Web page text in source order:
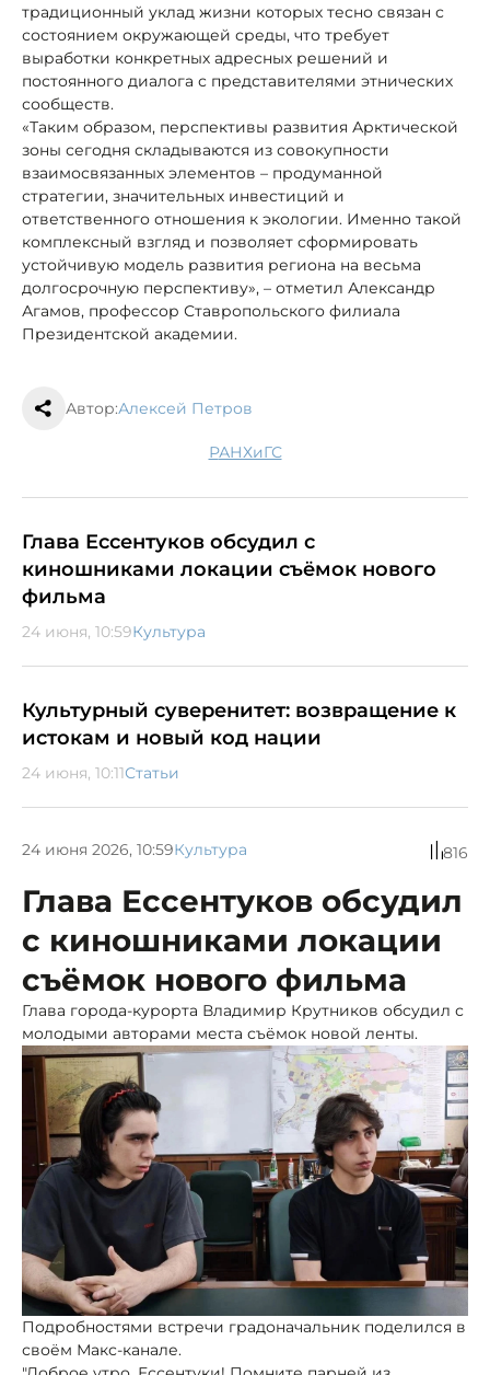
традиционный уклад жизни которых тесно связан с
состоянием окружающей среды, что требует
выработки конкретных адресных решений и
постоянного диалога с представителями этнических
сообществ.
«Таким образом, перспективы развития Арктической
зоны сегодня складываются из совокупности
взаимосвязанных элементов – продуманной
стратегии, значительных инвестиций и
ответственного отношения к экологии. Именно такой
комплексный взгляд и позволяет сформировать
устойчивую модель развития региона на весьма
долгосрочную перспективу», – отметил Александр
Агамов, профессор Ставропольского филиала
Президентской академии.
Автор:Алексей Петров
РАНХиГС
Глава Ессентуков обсудил с
киношниками локации съёмок нового
фильма
24 июня, 10:59Культура
Культурный суверенитет: возвращение к
истокам и новый код нации
24 июня, 10:11Статьи
24 июня 2026, 10:59Культура 816
Глава Ессентуков обсудил
с киношниками локации
съёмок нового фильма
Глава города-курорта Владимир Крутников обсудил с
молодыми авторами места съёмок новой ленты.
Подробностями встречи градоначальник поделился в
своём Макс-канале.